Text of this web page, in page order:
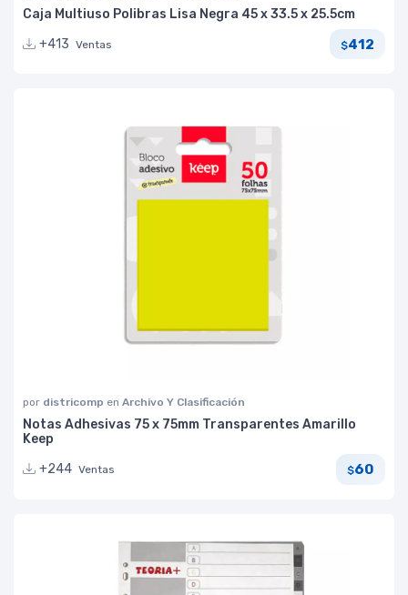
Caja Multiuso Polibras Lisa Negra 45 x 33.5 x 25.5cm
+413 Ventas $412
por districomp en Archivo Y Clasificación
Notas Adhesivas 75 x 75mm Transparentes Amarillo
Keep
+244 Ventas $60